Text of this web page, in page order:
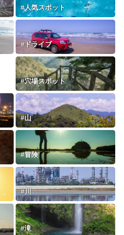
#人気スポット
#ドライブ
#穴場スポット
#山
#冒険
#川
#滝